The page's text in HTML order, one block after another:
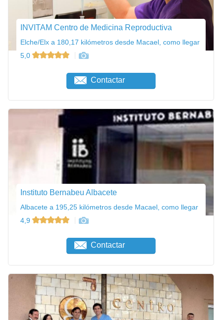
INVITAM Centro de Medicina Reproductiva
Elche/Elx a 180,17 kilómetros desde Macael, como llegar
5,0
Contactar
Instituto Bernabeu Albacete
Albacete a 195,25 kilómetros desde Macael, como llegar
4,9
Contactar